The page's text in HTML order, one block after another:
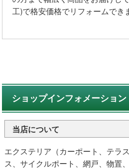
工)で格安価格でリフォームでき
ショップインフォメーション
当店について
エクステリア（カーポート、テラ
ス、サイクルポート、網戸、物置